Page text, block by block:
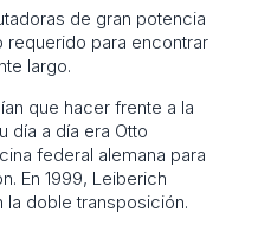
de gran potencia
para encontrar
largo.
que hacer frente a la
día a día era Otto
federal alemana para
En 1999, Leiberich
la doble transposición.